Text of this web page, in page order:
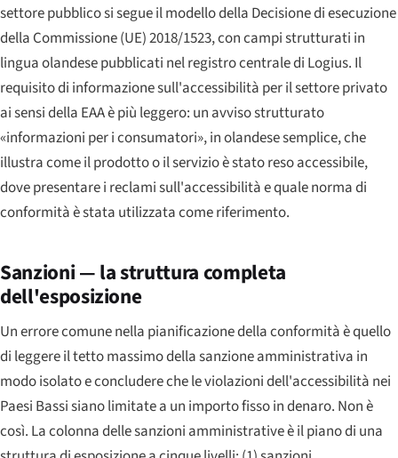
settore pubblico si segue il modello della Decisione di esecuzione
della Commissione (UE) 2018/1523, con campi strutturati in
lingua olandese pubblicati nel registro centrale di Logius. Il
requisito di informazione sull'accessibilità per il settore privato
ai sensi della EAA è più leggero: un avviso strutturato
«informazioni per i consumatori», in olandese semplice, che
illustra come il prodotto o il servizio è stato reso accessibile,
dove presentare i reclami sull'accessibilità e quale norma di
conformità è stata utilizzata come riferimento.
Sanzioni — la struttura completa
dell'esposizione
Un errore comune nella pianificazione della conformità è quello
di leggere il tetto massimo della sanzione amministrativa in
modo isolato e concludere che le violazioni dell'accessibilità nei
Paesi Bassi siano limitate a un importo fisso in denaro. Non è
così. La colonna delle sanzioni amministrative è il piano di una